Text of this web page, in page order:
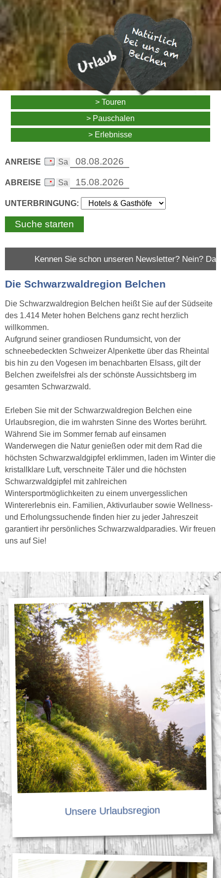
> Touren
> Pauschalen
> Erlebnisse
ANREISE
ABREISE
UNTERBRINGUNG:
Sie schon unseren Newsletter? Nein? Dann
Die Schwarzwaldregion Belchen
Die Schwarzwaldregion Belchen heißt Sie auf der Südseite
des 1.414 Meter hohen Belchens ganz recht herzlich
willkommen.
Aufgrund seiner grandiosen Rundumsicht, von der
schneebedeckten Schweizer Alpenkette über das Rheintal
bis hin zu den Vogesen im benachbarten Elsass, gilt der
Belchen zweifelsfrei als der schönste Aussichtsberg im
gesamten Schwarzwald.
Erleben Sie mit der Schwarzwaldregion Belchen eine
Urlaubsregion, die im wahrsten Sinne des Wortes berührt.
Während Sie im Sommer fernab auf einsamen
Wanderwegen die Natur genießen oder mit dem Rad die
höchsten Schwarzwaldgipfel erklimmen, laden im Winter die
kristallklare Luft, verschneite Täler und die höchsten
Schwarzwaldgipfel mit zahlreichen
Wintersportmöglichkeiten zu einem unvergesslichen
Wintererlebnis ein. Familien, Aktivurlauber sowie Wellness-
und Erholungssuchende finden hier zu jeder Jahreszeit
garantiert ihr persönliches Schwarzwaldparadies. Wir freuen
uns auf Sie!
Unsere Urlaubsregion